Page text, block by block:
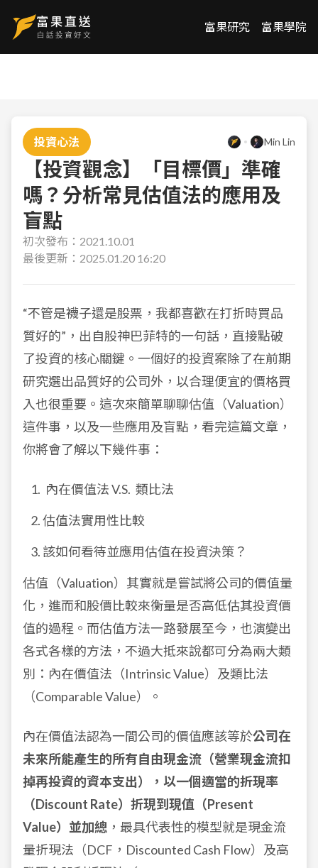
富果研究 富果學院
投資心法 Min Lin
【投資觀念】「目標價」準確
嗎？分析常見估值法的應用及
盲點
初次發布： 2021.10.01
最後更新： 2025.01.20 16:20
“不管是襪子還是股票，我都喜歡在打折時買品
質好的”，出自股神巴菲特的一句話，直接點破
了投資的核心關鍵。一個好的投資案除了在前期
研究選出品質好的公司外，以合理便宜的價格買
入也很重要。這次來簡單聊聊估值（Valuation）
這件事，以及一些應用及盲點，看完這篇文章，
你將會了解以下幾件事：
內在價值法V.S. 類比法
估值法實用性比較
該如何看待並應用估值在投資決策？
估值（Valuation）其實就是嘗試將公司的價值量
化，進而和股價比較來衡量是否高低估其投資價
值的過程。而估值方法一路發展至今，也演變出
各式各樣的方法，不過大抵來說都可分為兩大類
別：內在價值法（Intrinsic Value）及類比法
（Comparable Value）。
內在價值法認為一間公司的價值應該等於公司在
未來所能產生的所有自由現金流（營業現金流扣
掉再投資的資本支出），以一個適當的折現率
（Discount Rate）折現到現值（Present
Value）並加總 ，最具代表性的模型就是現金流
量折現法（DCF，Discounted Cash Flow）及高